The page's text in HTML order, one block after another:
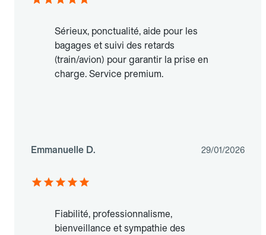
Sérieux, ponctualité, aide pour les
bagages et suivi des retards
(train/avion) pour garantir la prise en
charge. Service premium.
Emmanuelle D. 29/01/2026
Fiabilité, professionnalisme,
bienveillance et sympathie des